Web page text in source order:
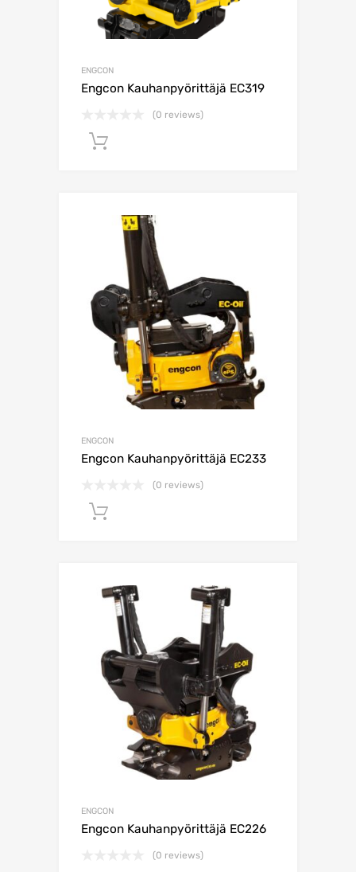
ENGCON
Engcon Kauhanpyörittäjä EC319
(0 reviews)
ENGCON
Engcon Kauhanpyörittäjä EC233
(0 reviews)
ENGCON
Engcon Kauhanpyörittäjä EC226
(0 reviews)